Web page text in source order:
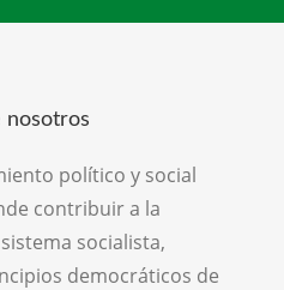
nosotros
político y social
contribuir a la
socialista,
democráticos de